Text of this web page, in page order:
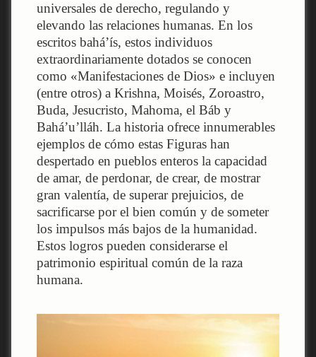
universales de derecho, regulando y
elevando las relaciones humanas. En los
escritos bahá’ís, estos individuos
extraordinariamente dotados se conocen
como «Manifestaciones de Dios» e incluyen
(entre otros) a Krishna, Moisés, Zoroastro,
Buda, Jesucristo, Mahoma, el Báb y
Bahá’u’lláh. La historia ofrece innumerables
ejemplos de cómo estas Figuras han
despertado en pueblos enteros la capacidad
de amar, de perdonar, de crear, de mostrar
gran valentía, de superar prejuicios, de
sacrificarse por el bien común y de someter
los impulsos más bajos de la humanidad.
Estos logros pueden considerarse el
patrimonio espiritual común de la raza
humana.